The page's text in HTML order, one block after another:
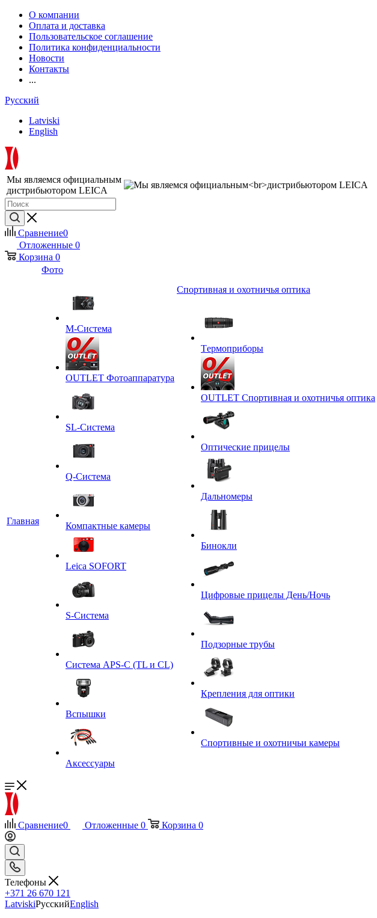
О компании
Оплата и доставка
Пользовательское соглашение
Политика конфиденциальности
Новости
Контакты
...
Русский
Latviski
English
Мы являемся официальным
дистрибьютором LEICA
Сравнение0
Отложенные 0
Корзина 0
Главная
Фото
M-Система
OUTLET Фотоаппаратура
SL-Система
Q-Cистема
Компактные камеры
Leica SOFORT
S-Система
Система APS-C (TL и CL)
Вспышки
Аксессуары
Спортивная и охотничья оптика
Tермоприборы
OUTLET Спортивная и охотничья оптика
Оптические прицелы
Дальномеры
Бинокли
Цифровые прицелы День/Ночь
Подзорные трубы
Крепления для оптики
Спортивные и охотничьи камеры
Сравнение0 Отложенные 0 Корзина 0
Телефоны
+371 26 670 121
LatviskiРусскийEnglish